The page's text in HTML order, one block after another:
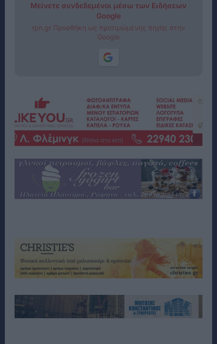
Μείνετε συνδεδεμένοι μέσω των Ειδήσεων
Google
rpn.gr Προσθήκη ως προτιμώμενης πηγής στην
Google